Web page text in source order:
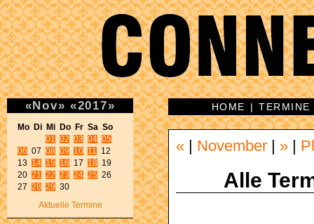
«Nov» «2017»
Mo Di Mi Do Fr Sa So
01
02 03 04 05
06 07 08 09 10 11
12
13 14 15 16 17 18 19
20 21 22 23 24 25 26
27 28 29 30
Aktuelle Termine
HOME |TERMINE
« November »
Alle